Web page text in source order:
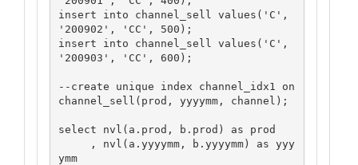
insert into channel_sell values('C',
'200902', 'CC', 500);
insert into channel_sell values('C',
'200903', 'CC', 600);
--create unique index channel_idx1 on
channel_sell(prod, yyyymm, channel);
select nvl(a.prod, b.prod) as prod
ymm